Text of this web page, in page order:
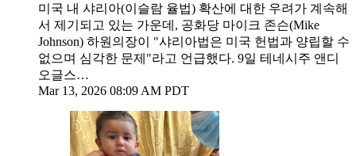
미국 내 샤리아(이슬람 율법) 확산에 대한 우려가 계속해
서 제기되고 있는 가운데, 공화당 마이크 존슨(Mike
Johnson) 하원의장이 "샤리아법은 미국 헌법과 양립할 수
없으며 심각한 문제"라고 언급했다. 9일 테네시주 앤디
오글스…
Mar 13, 2026 08:09 AM PDT